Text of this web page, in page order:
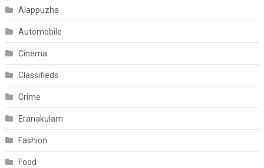
Alappuzha
Automobile
Cinema
Classifieds
Crime
Eranakulam
Fashion
Food